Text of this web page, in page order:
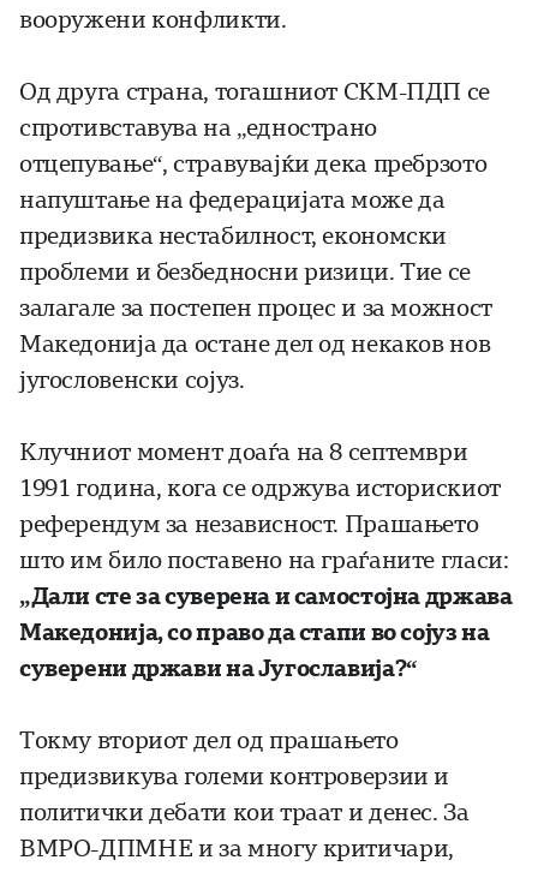
вооружени конфликти.
Од друга страна, тогашниот СКМ-ПДП се
спротивставува на „еднострано
отцепување“, стравувајќи дека пребрзото
напуштање на федерацијата може да
предизвика нестабилност, економски
проблеми и безбедносни ризици. Тие се
залагале за постепен процес и за можност
Македонија да остане дел од некаков нов
југословенски сојуз.
Клучниот момент доаѓа на 8 септември
1991 година, кога се одржува историскиот
референдум за независност. Прашањето
што им било поставено на граѓаните гласи:
„Дали сте за суверена и самостојна држава
Македонија, со право да стапи во сојуз на
суверени држави на Југославија?“
Токму вториот дел од прашањето
предизвикува големи контроверзии и
политички дебати кои траат и денес. За
ВМРО-ДПМНЕ и за многу критичари,